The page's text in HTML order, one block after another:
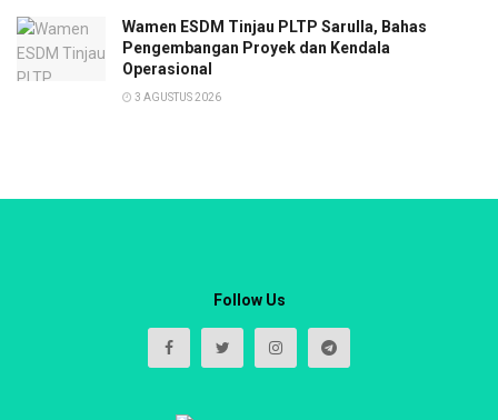
Wamen ESDM Tinjau PLTP Sarulla, Bahas
Pengembangan Proyek dan Kendala
Operasional
3 AGUSTUS 2026
Follow Us